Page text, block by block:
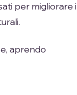
per migliorare i
aprendo